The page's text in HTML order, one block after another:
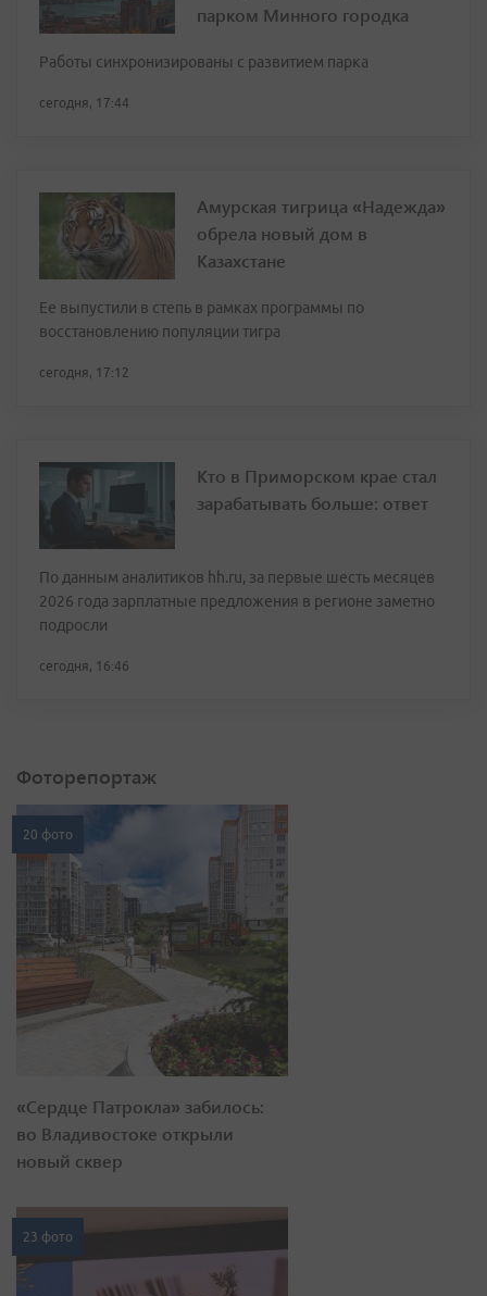
парком Минного городка
Работы синхронизированы с развитием парка
сегодня, 17:44
Амурская тигрица «Надежда»
обрела новый дом в
Казахстане
Ее выпустили в степь в рамках программы по
восстановлению популяции тигра
сегодня, 17:12
Кто в Приморском крае стал
зарабатывать больше: ответ
По данным аналитиков hh.ru, за первые шесть месяцев
2026 года зарплатные предложения в регионе заметно
подросли
сегодня, 16:46
Фоторепортаж
20 фото
«Сердце Патрокла» забилось:
во Владивостоке открыли
новый сквер
23 фото